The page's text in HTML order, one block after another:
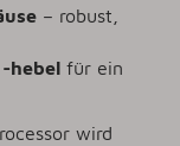
– robust,
hebel für ein
wird